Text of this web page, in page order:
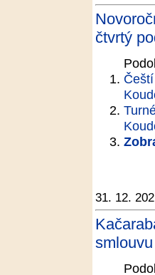
čtvrtý
31. 12.